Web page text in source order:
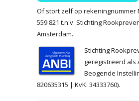
Of stort zelf op rekeningnummer
559 821 t.n.v. Stichting
Amsterdam..
Stichting
geregistreerd als
Beogende
820635315 | KvK: 34333760).